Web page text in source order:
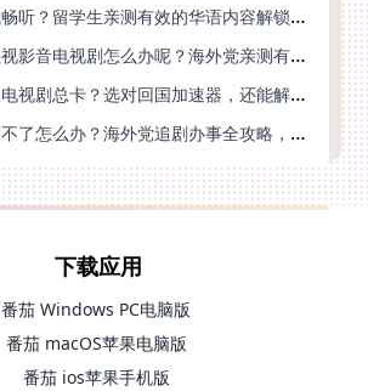
海外怎么听酷我畅听？留学生亲测有效的华语内容解锁指南
在国外看不了央视影音电视剧怎么办呢？海外党亲测有效的回国加速方案
海外华人看国内电视剧总卡？选对回国加速器，还能解决菲律宾打不开反诈中心的问题
探花在比利时用不了怎么办？海外党追剧办事全攻略，选对加速器就够了
下载应用
番茄 Windows PC电脑版
番茄 macOS苹果电脑版
番茄 ios苹果手机版